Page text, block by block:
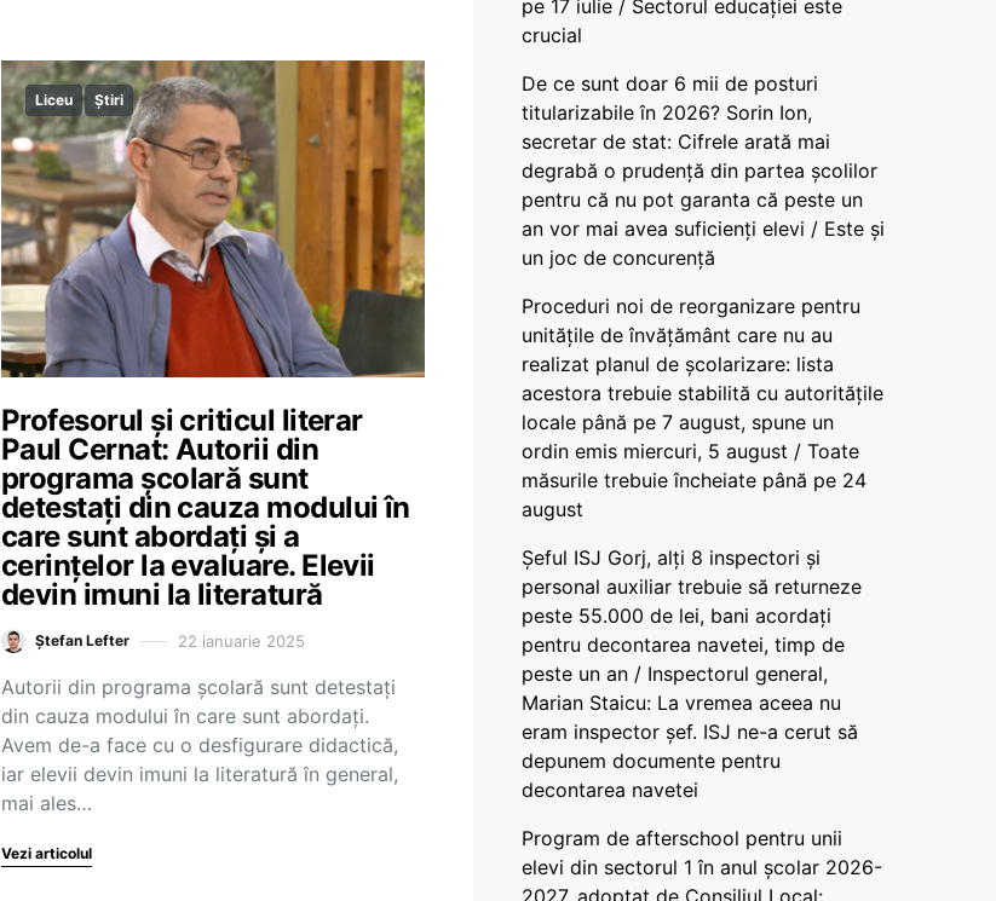
Liceu Știri
Profesorul și criticul literar
Paul Cernat: Autorii din
programa școlară sunt
detestați din cauza modului în
care sunt abordați și a
cerințelor la evaluare. Elevii
devin imuni la literatură
Ștefan Lefter 22 ianuarie 2025
Autorii din programa școlară sunt detestați
din cauza modului în care sunt abordați.
Avem de-a face cu o desfigurare didactică,
iar elevii devin imuni la literatură în general,
mai ales…
Vezi articolul
pe 17 iulie / Sectorul educației este
crucial
De ce sunt doar 6 mii de posturi
titularizabile în 2026? Sorin Ion,
secretar de stat: Cifrele arată mai
degrabă o prudență din partea școlilor
pentru că nu pot garanta că peste un
an vor mai avea suficienți elevi / Este și
un joc de concurență
Proceduri noi de reorganizare pentru
unitățile de învățământ care nu au
realizat planul de școlarizare: lista
acestora trebuie stabilită cu autoritățile
locale până pe 7 august, spune un
ordin emis miercuri, 5 august / Toate
măsurile trebuie încheiate până pe 24
august
Șeful ISJ Gorj, alți 8 inspectori și
personal auxiliar trebuie să returneze
peste 55.000 de lei, bani acordați
pentru decontarea navetei, timp de
peste un an / Inspectorul general,
Marian Staicu: La vremea aceea nu
eram inspector șef. ISJ ne-a cerut să
depunem documente pentru
decontarea navetei
Program de afterschool pentru unii
elevi din sectorul 1 în anul școlar 2026-
2027, adoptat de Consiliul Local: